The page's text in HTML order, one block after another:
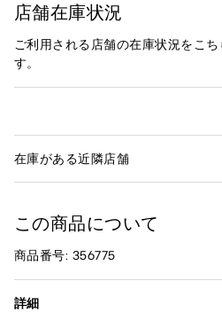
店舗在庫状況
ご利用される店舗の在庫状況をこ
す。
在庫がある近隣店舗
この商品について
商品番号: 356775
詳細